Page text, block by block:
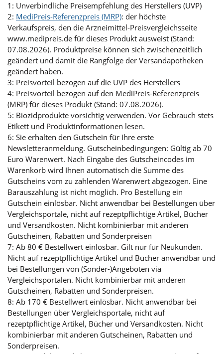
1: Unverbindliche Preisempfehlung des Herstellers (UVP)
2: MediPreis-Referenzpreis (MRP): der höchste
Verkaufspreis, den die Arzneimittel-Preisvergleichsseite
www.medipreis.de für dieses Produkt ausweist (Stand:
07.08.2026). Produktpreise können sich zwischenzeitlich
geändert und damit die Rangfolge der Versandapotheken
geändert haben.
3: Preisvorteil bezogen auf die UVP des Herstellers
4: Preisvorteil bezogen auf den MediPreis-Referenzpreis
(MRP) für dieses Produkt (Stand: 07.08.2026).
5: Biozidprodukte vorsichtig verwenden. Vor Gebrauch stets
Etikett und Produktinformationen lesen.
6: Sie erhalten den Gutschein für Ihre erste
Newsletteranmeldung. Gutscheinbedingungen: Gültig ab 70
Euro Warenwert. Nach Eingabe des Gutscheincodes im
Warenkorb wird Ihnen automatisch die Summe des
Gutscheins vom zu zahlenden Warenwert abgezogen. Eine
Barauszahlung ist nicht möglich. Pro Bestellung ein
Gutschein einlösbar. Nicht anwendbar bei Bestellungen über
Vergleichsportale, nicht auf rezeptpflichtige Artikel, Bücher
und Versandkosten. Nicht kombinierbar mit anderen
Gutscheinen, Rabatten und Sonderpreisen
7: Ab 80 € Bestellwert einlösbar. Gilt nur für Neukunden.
Nicht auf rezeptpflichtige Artikel und Bücher anwendbar und
bei Bestellungen von (Sonder-)Angeboten via
Vergleichsportalen. Nicht kombinierbar mit anderen
Gutscheinen, Rabatten und Sonderpreisen.
8: Ab 170 € Bestellwert einlösbar. Nicht anwendbar bei
Bestellungen über Vergleichsportale, nicht auf
rezeptpflichtige Artikel, Bücher und Versandkosten. Nicht
kombinierbar mit anderen Gutscheinen, Rabatten und
Sonderpreisen.